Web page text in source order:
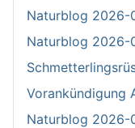
Naturblog 2026-
Naturblog 2026-
Vorankündigung
Naturblog 2026-